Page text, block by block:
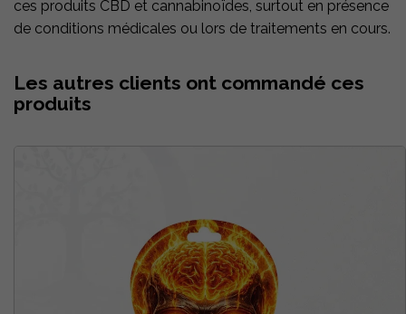
ces produits CBD et cannabinoïdes, surtout en présence
de conditions médicales ou lors de traitements en cours.
Les autres clients ont commandé ces
produits